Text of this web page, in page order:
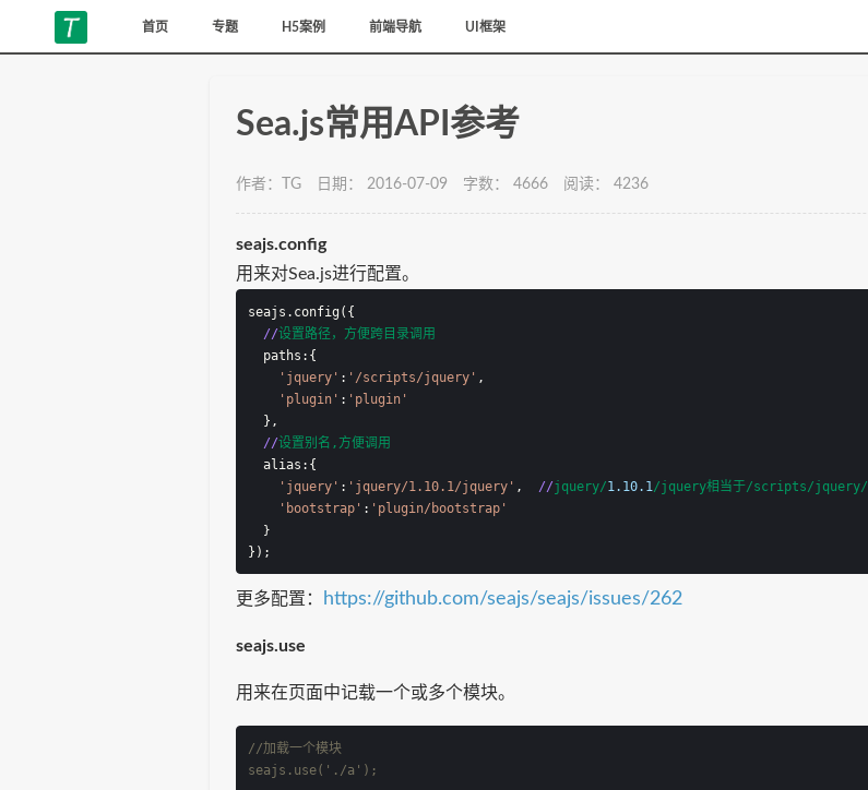
首页 专题 H5案例 前端导航 UI框架
Sea.js常用API参考
作者：TG 日期： 2016-07-09 字数： 4666 阅读： 4236
seajs.config
用来对Sea.js进行配置。
seajs.config({
//设置路径，方便跨目录调用
paths:{
'jquery' : '/scripts/jquery' ,
'plugin' : 'plugin'
},
//设置别名,方便调用
alias:{
'jquery' : 'jquery/1.10.1/jquery' , //jquery/1.10.1 /jquery相当于/scripts/jquery/
'bootstrap' : 'plugin/bootstrap'
}
});
更多配置： https://github.com/seajs/seajs/issues/262
seajs.use
用来在页面中记载一个或多个模块。
//加载一个模块
seajs.use('./a');